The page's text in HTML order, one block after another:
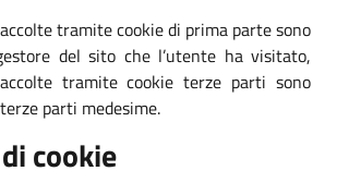
tramite cookie di prima parte sono
del sito che l’utente ha visitato,
tramite cookie terze parti sono
parti medesime.
cookie